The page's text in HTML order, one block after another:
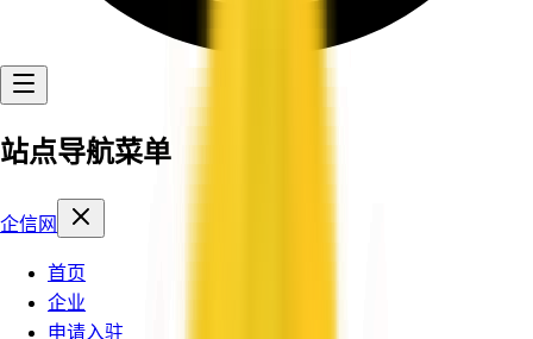
站点导航菜单
企信网
首页
企业
申请入驻